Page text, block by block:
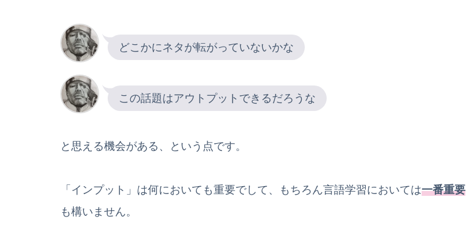
どこかにネタが転がっていないかな
この話題はアウトプットできるだろうな
と思える機会がある、という点です。
「インプット」は何においても重要でして、もちろん言語学習においては一番重要
も構いません。